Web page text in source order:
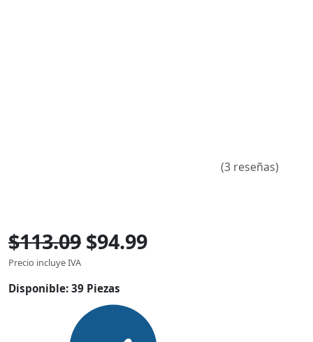
(3 reseñas)
$113.09 $94.99
Precio incluye IVA
Disponible: 39 Piezas